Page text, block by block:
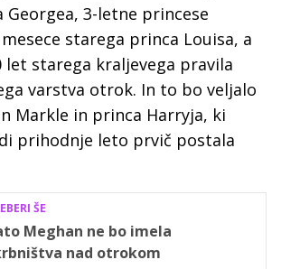
Georgea, 3-letne princese
starega princa Louisa, a
let starega kraljevega pravila
varstva otrok. In to bo veljalo
Markle in princa Harryja, ki
prihodnje leto prvič postala
ŠE
Meghan ne bo imela
nad otrokom